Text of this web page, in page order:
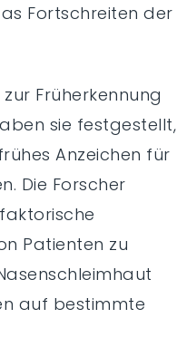
Fortschreiten der
Früherkennung
sie festgestellt,
Anzeichen für
Die Forscher
Patienten zu
auf bestimmte